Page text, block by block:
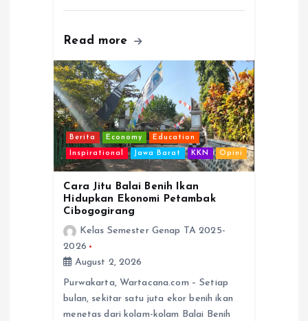
Read more
Berita Economy Education
Inspirational Jawa Barat KKN Opini
Cara Jitu Balai Benih Ikan
Hidupkan Ekonomi Petambak
Cibogogirang
Kelas Semester Genap TA 2025-
2026
August 2, 2026
Purwakarta, Wartacana.com – Setiap
bulan, sekitar satu juta ekor benih ikan
menetas dari kolam-kolam Balai Benih